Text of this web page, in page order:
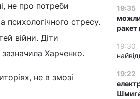
не про потреби
психологічного стресу.
війни. Діти
Харченко.
не в змозі
19:35
ракет
19:30
19:22